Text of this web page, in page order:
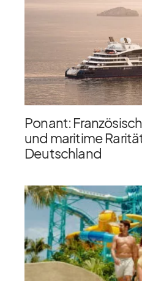
Ponant:
und maritime
Deutschland